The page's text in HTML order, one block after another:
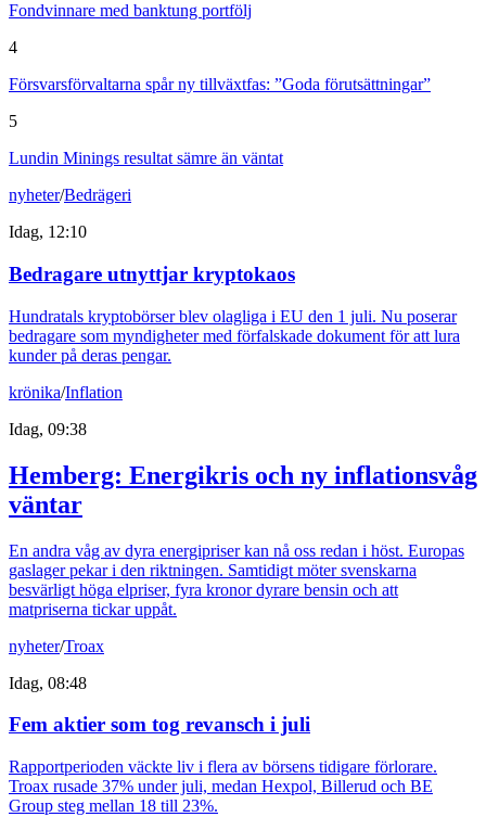
Fondvinnare med banktung portfölj
4
Försvarsförvaltarna spår ny tillväxtfas: ”Goda förutsättningar”
5
Lundin Minings resultat sämre än väntat
nyheter/Bedrägeri
Idag, 12:10
Bedragare utnyttjar kryptokaos
Hundratals kryptobörser blev olagliga i EU den 1 juli. Nu poserar
bedragare som myndigheter med förfalskade dokument för att lura
kunder på deras pengar.
krönika/Inflation
Idag, 09:38
Hemberg: Energikris och ny inflationsvåg
väntar
En andra våg av dyra energipriser kan nå oss redan i höst. Europas
gaslager pekar i den riktningen. Samtidigt möter svenskarna
besvärligt höga elpriser, fyra kronor dyrare bensin och att
matpriserna tickar uppåt.
nyheter/Troax
Idag, 08:48
Fem aktier som tog revansch i juli
Rapportperioden väckte liv i flera av börsens tidigare förlorare.
Troax rusade 37% under juli, medan Hexpol, Billerud och BE
Group steg mellan 18 till 23%.